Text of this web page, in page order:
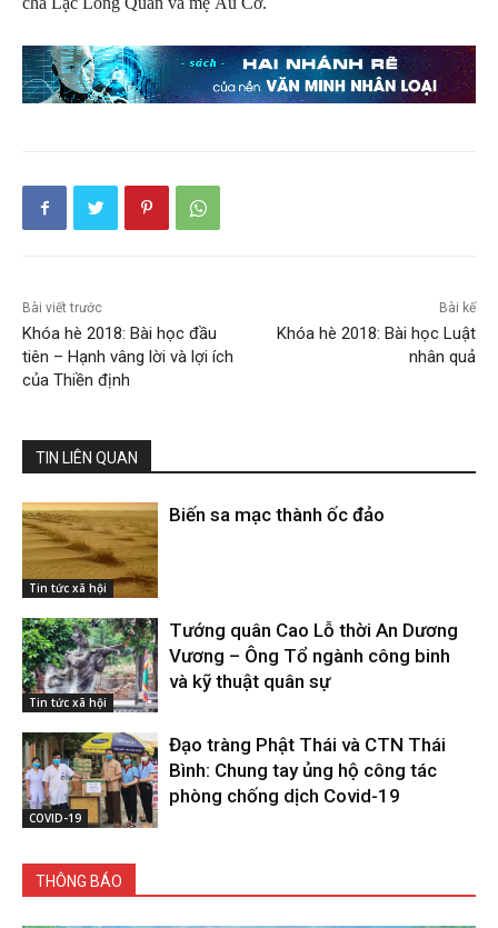
Bài viết trước
Khóa hè 2018: Bài học đầu
tiên – Hạnh vâng lời và lợi ích
của Thiền định
Bài kế
Khóa hè 2018: Bài học Luật
nhân quả
TIN LIÊN QUAN
Tin tức xã hội
Biến sa mạc thành ốc đảo
Tin tức xã hội
Tướng quân Cao Lỗ thời An Dương
Vương – Ông Tổ ngành công binh
và kỹ thuật quân sự
COVID-19
Đạo tràng Phật Thái và CTN Thái
Bình: Chung tay ủng hộ công tác
phòng chống dịch Covid-19
THÔNG BÁO